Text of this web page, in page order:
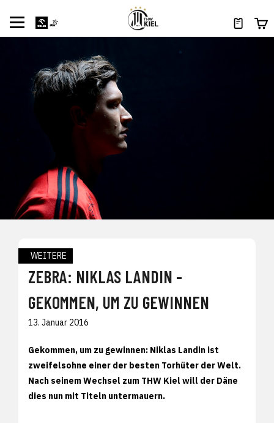
WEITERE
ZEBRA: NIKLAS LANDIN -
GEKOMMEN, UM ZU GEWINNEN
13. Januar 2016
Gekommen, um zu gewinnen: Niklas Landin ist
zweifelsohne einer der besten Torhüter der Welt.
Nach seinem Wechsel zum THW Kiel will der Däne
dies nun mit Titeln untermauern.